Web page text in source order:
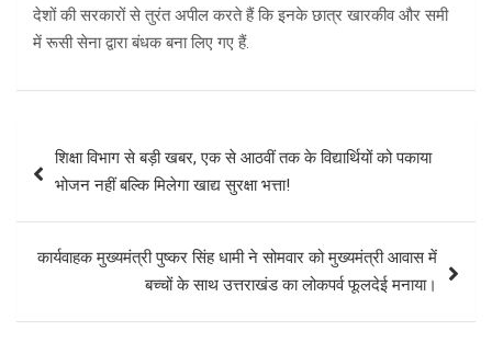
देशों की सरकारों से तुरंत अपील करते हैं कि इनके छात्र खारकीव और समी
में रूसी सेना द्वारा बंधक बना लिए गए हैं.
navigation
शिक्षा विभाग से बड़ी खबर, एक से आठवीं तक के विद्यार्थियों को पकाया
भोजन नहीं बल्कि मिलेगा खाद्य सुरक्षा भत्ता!
कार्यवाहक मुख्यमंत्री पुष्कर सिंह धामी ने सोमवार को मुख्यमंत्री आवास में
बच्चों के साथ उत्तराखंड का लोकपर्व फूलदेई मनाया।